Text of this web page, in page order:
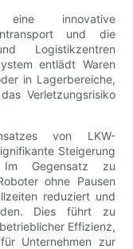
innovative
und die
Logistikzentren
entlädt Waren
in Lagerbereiche,
Verletzungsrisiko
von LKW-
Steigerung
Gegensatz zu
ohne Pausen
reduziert und
Dies führt zu
Effizienz,
Unternehmen zur